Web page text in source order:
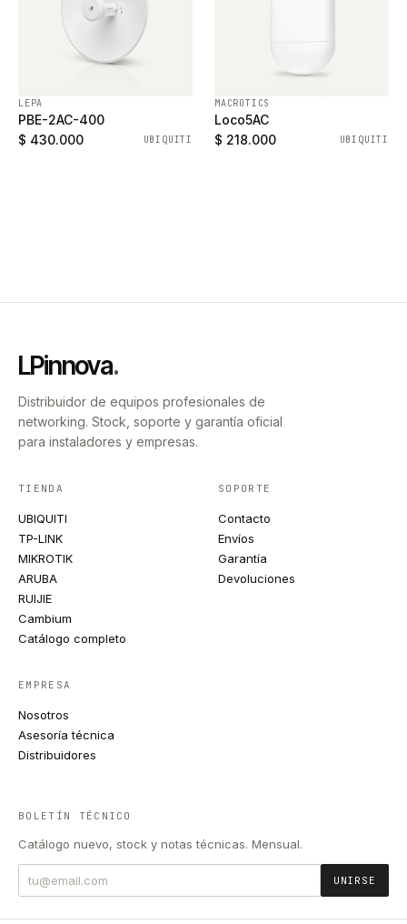
LEPA
PBE-2AC-400
$ 430.000
UBIQUITI
MACROTICS
Loco5AC
$ 218.000
UBIQUITI
LPinnova.
Distribuidor de equipos profesionales de
networking. Stock, soporte y garantía oficial
para instaladores y empresas.
TIENDA
UBIQUITI
TP-LINK
MIKROTIK
ARUBA
RUIJIE
Cambium
Catálogo completo
SOPORTE
Contacto
Envíos
Garantía
Devoluciones
EMPRESA
Nosotros
Asesoría técnica
Distribuidores
BOLETÍN TÉCNICO
Catálogo nuevo, stock y notas técnicas. Mensual.
UNIRSE